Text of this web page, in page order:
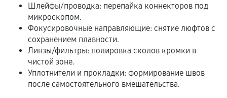
Когда гарантия не действует
Нарушение правил эксплуатации,
механические повреждения, попадание влаги,
перегрев, коррозия.
Шлейфы/проводка: перепайка коннекторов под
микроскопом.
Фокусировочные направляющие: снятие люфтов с
сохранением плавности.
Линзы/фильтры: полировка сколов кромки в
чистой зоне.
Уплотнители и прокладки: формирование швов
после самостоятельного вмешательства.